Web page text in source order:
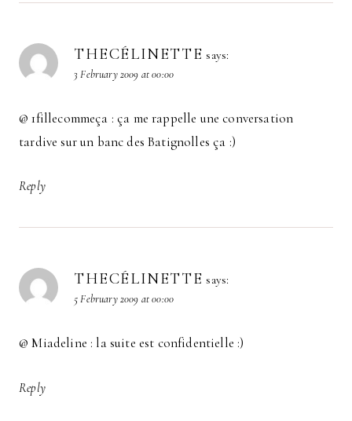
THECÉLINETTE says:
3 February 2009 at 00:00
@ 1fillecommeça : ça me rappelle une conversation
tardive sur un banc des Batignolles ça :)
Reply
THECÉLINETTE says:
5 February 2009 at 00:00
@ Miadeline : la suite est confidentielle :)
Reply